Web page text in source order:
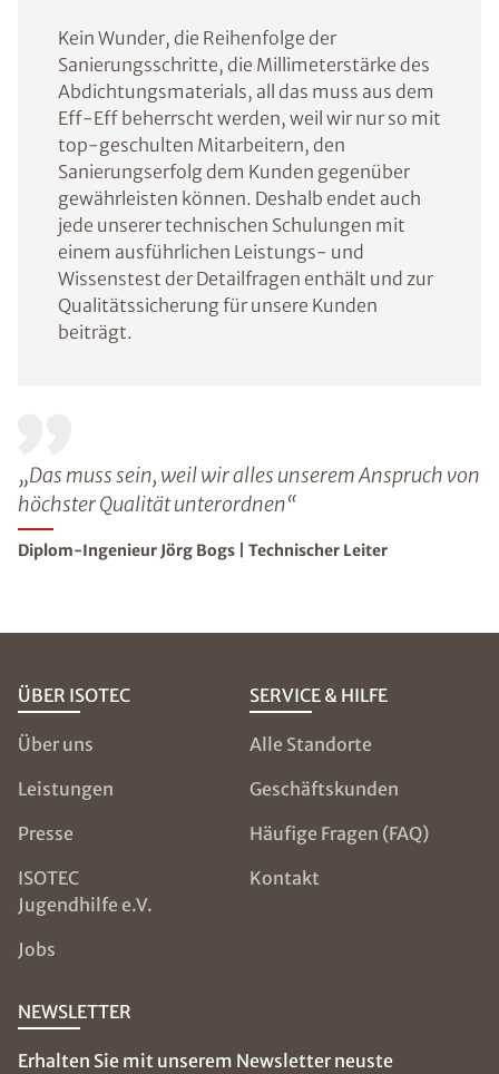
Kein Wunder, die Reihenfolge der
Sanierungsschritte, die Millimeterstärke des
Abdichtungsmaterials, all das muss aus dem
Eff-Eff beherrscht werden, weil wir nur so mit
top-geschulten Mitarbeitern, den
Sanierungserfolg dem Kunden gegenüber
gewährleisten können. Deshalb endet auch
jede unserer technischen Schulungen mit
einem ausführlichen Leistungs- und
Wissenstest der Detailfragen enthält und zur
Qualitätssicherung für unsere Kunden
beiträgt.
„Das muss sein, weil wir alles unserem Anspruch von
höchster Qualität unterordnen“
Diplom-Ingenieur Jörg Bogs | Technischer Leiter
ÜBER ISOTEC
Über uns
Leistungen
Presse
ISOTEC
Jugendhilfe e.V.
Jobs
SERVICE & HILFE
Alle Standorte
Geschäftskunden
Häufige Fragen (FAQ)
Kontakt
NEWSLETTER
Erhalten Sie mit unserem Newsletter neuste